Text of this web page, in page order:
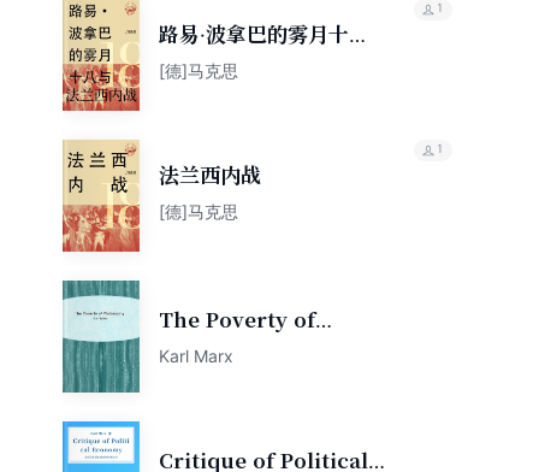
路易·波拿巴的雾月十八
日与法兰西内战
[德]马克思
1
法兰西内战
[德]马克思
1
The Poverty of
Philosophy
Karl Marx
Critique of Political